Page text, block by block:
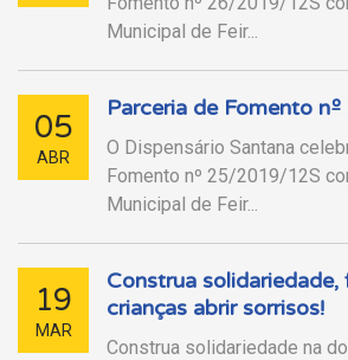
Municipal de Feir...
05
ABR
Parceria de Fomento
O Dispensário Santana
Fomento nº 25/2019/12S
Municipal de Feir...
19
MAR
Construa solidariedade,
crianças abrir sorrisos!
Construa solidariedade na